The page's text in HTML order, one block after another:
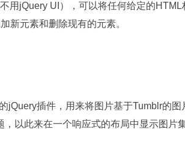
用jQuery UI），可以将任何给定的
新元素和删除现有的元素。
插件，用来将图片基于Tumblr的图
，以此来在一个响应式的布局中显示图片